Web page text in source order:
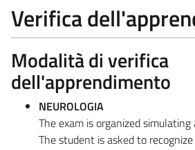
Verifica
Modalità di verifica
dell'apprendimento
NEUROLOGIA
The exam is organized
The student is asked to